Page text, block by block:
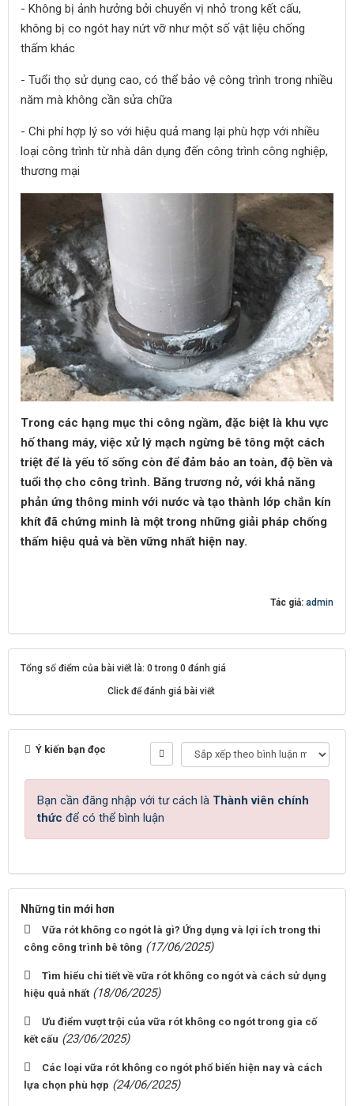
- Không bị ảnh hưởng bởi chuyển vị nhỏ trong kết cấu,
không bị co ngót hay nứt vỡ như một số vật liệu chống
thấm khác
- Tuổi thọ sử dụng cao, có thể bảo vệ công trình trong nhiều
năm mà không cần sửa chữa
- Chi phí hợp lý so với hiệu quả mang lại phù hợp với nhiều
loại công trình từ nhà dân dụng đến công trình công nghiệp,
thương mại
Trong các hạng mục thi công ngầm, đặc biệt là khu vực
hố thang máy, việc xử lý mạch ngừng bê tông một cách
triệt để là yếu tố sống còn để đảm bảo an toàn, độ bền và
tuổi thọ cho công trình. Băng trương nở, với khả năng
phản ứng thông minh với nước và tạo thành lớp chắn kín
khít đã chứng minh là một trong những giải pháp chống
thấm hiệu quả và bền vững nhất hiện nay.
Tác giả: admin
Tổng số điểm của bài viết là: 0 trong 0 đánh giá
Click để đánh giá bài viết
Ý kiến bạn đọc
Bạn cần đăng nhập với tư cách là Thành viên chính
thức để có thể bình luận
Những tin mới hơn
Vữa rót không co ngót là gì? Ứng dụng và lợi ích trong thi
công công trình bê tông (17/06/2025)
Tìm hiểu chi tiết về vữa rót không co ngót và cách sử dụng
hiệu quả nhất (18/06/2025)
Ưu điểm vượt trội của vữa rót không co ngót trong gia cố
kết cấu (23/06/2025)
Các loại vữa rót không co ngót phổ biến hiện nay và cách
lựa chọn phù hợp (24/06/2025)